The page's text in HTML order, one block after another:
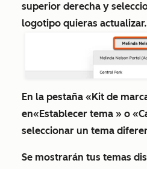
superior derecha y
logotipo quieras actualizar.
En la pestaña «Kit de
en«Establecer tema » o
seleccionar un tema
Se mostrarán tus temas